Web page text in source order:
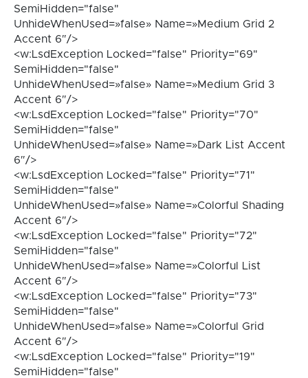
SemiHidden="false"
UnhideWhenUsed=»false» Name=»Medium Grid 2
Accent 6″/>
<w:LsdException Locked="false" Priority="69"
SemiHidden="false"
UnhideWhenUsed=»false» Name=»Medium Grid 3
Accent 6″/>
<w:LsdException Locked="false" Priority="70"
SemiHidden="false"
UnhideWhenUsed=»false» Name=»Dark List Accent
6″/>
<w:LsdException Locked="false" Priority="71"
SemiHidden="false"
UnhideWhenUsed=»false» Name=»Colorful Shading
Accent 6″/>
<w:LsdException Locked="false" Priority="72"
SemiHidden="false"
UnhideWhenUsed=»false» Name=»Colorful List
Accent 6″/>
<w:LsdException Locked="false" Priority="73"
SemiHidden="false"
UnhideWhenUsed=»false» Name=»Colorful Grid
Accent 6″/>
<w:LsdException Locked="false" Priority="19"
SemiHidden="false"